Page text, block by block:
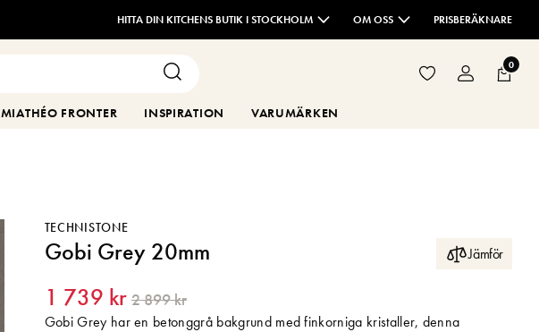
HITTA DIN KITCHENS BUTIK I STOCKHOLM OM OSS PRISBERÄKNARE
0
MIATHÉO FRONTER INSPIRATION VARUMÄRKEN
TECHNISTONE
Gobi Grey 20mm Jämför
1 739 kr 2 899 kr
Gobi Grey har en betonggrå bakgrund med finkorniga kristaller, denna